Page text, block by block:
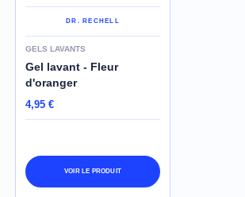
DR. RECHELL
GELS LAVANTS
Gel lavant - Fleur
d'oranger
4,95 €
VOIR LE PRODUIT